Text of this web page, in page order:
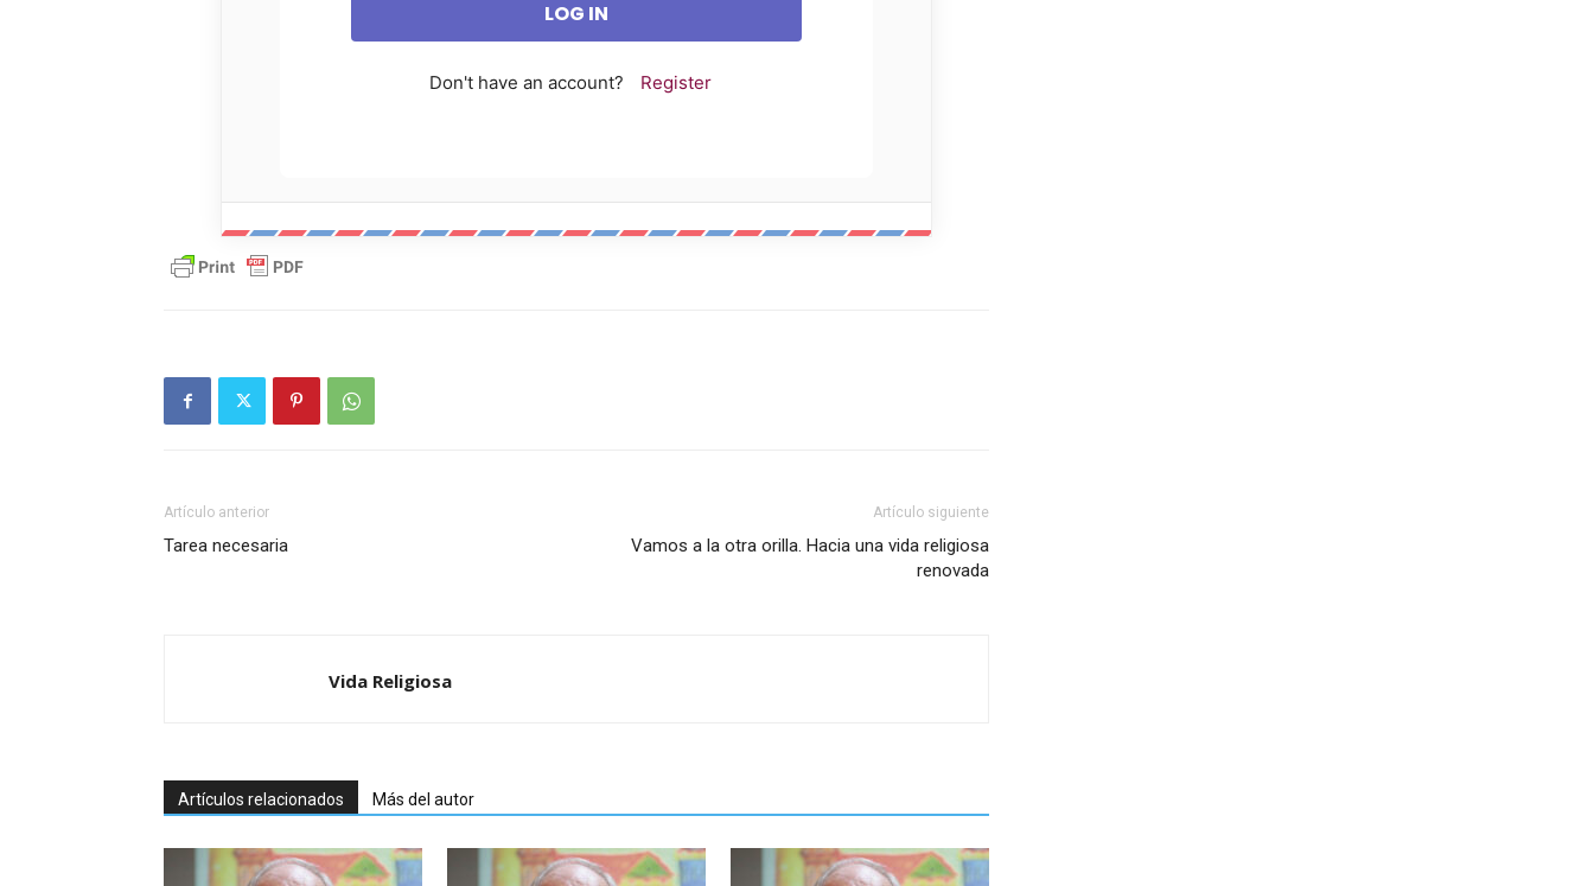
Don't have an account? Register
Artículo anterior
Tarea necesaria
Artículo siguiente
Vamos a la otra orilla. Hacia una vida religiosa
renovada
Vida Religiosa
Artículos relacionados Más del autor